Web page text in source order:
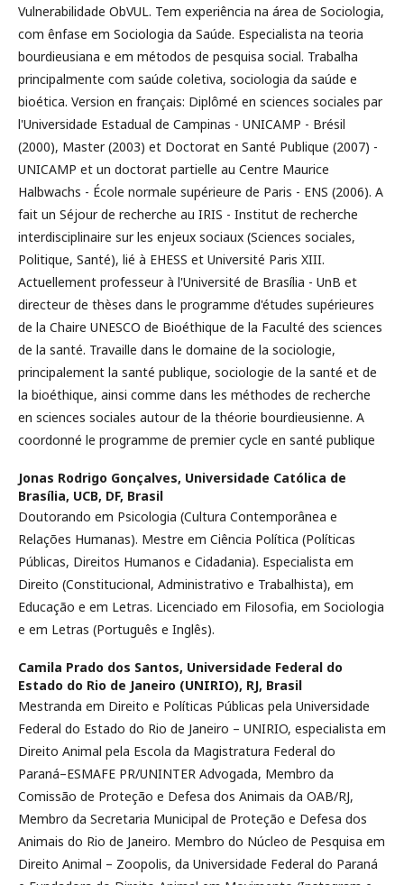
Vulnerabilidade ObVUL. Tem experiência na área de Sociologia,
com ênfase em Sociologia da Saúde. Especialista na teoria
bourdieusiana e em métodos de pesquisa social. Trabalha
principalmente com saúde coletiva, sociologia da saúde e
bioética. Version en français: Diplômé en sciences sociales par
l'Universidade Estadual de Campinas - UNICAMP - Brésil
(2000), Master (2003) et Doctorat en Santé Publique (2007) -
UNICAMP et un doctorat partielle au Centre Maurice
Halbwachs - École normale supérieure de Paris - ENS (2006). A
fait un Séjour de recherche au IRIS - Institut de recherche
interdisciplinaire sur les enjeux sociaux (Sciences sociales,
Politique, Santé), lié à EHESS et Université Paris XIII.
Actuellement professeur à l'Université de Brasília - UnB et
directeur de thèses dans le programme d'études supérieures
de la Chaire UNESCO de Bioéthique de la Faculté des sciences
de la santé. Travaille dans le domaine de la sociologie,
principalement la santé publique, sociologie de la santé et de
la bioéthique, ainsi comme dans les méthodes de recherche
en sciences sociales autour de la théorie bourdieusienne. A
coordonné le programme de premier cycle en santé publique
Jonas Rodrigo Gonçalves, Universidade Católica de
Brasília, UCB, DF, Brasil
Doutorando em Psicologia (Cultura Contemporânea e
Relações Humanas). Mestre em Ciência Política (Políticas
Públicas, Direitos Humanos e Cidadania). Especialista em
Direito (Constitucional, Administrativo e Trabalhista), em
Educação e em Letras. Licenciado em Filosofia, em Sociologia
e em Letras (Português e Inglês).
Camila Prado dos Santos, Universidade Federal do
Estado do Rio de Janeiro (UNIRIO), RJ, Brasil
Mestranda em Direito e Políticas Públicas pela Universidade
Federal do Estado do Rio de Janeiro – UNIRIO, especialista em
Direito Animal pela Escola da Magistratura Federal do
Paraná–ESMAFE PR/UNINTER Advogada, Membro da
Comissão de Proteção e Defesa dos Animais da OAB/RJ,
Membro da Secretaria Municipal de Proteção e Defesa dos
Animais do Rio de Janeiro. Membro do Núcleo de Pesquisa em
Direito Animal – Zoopolis, da Universidade Federal do Paraná